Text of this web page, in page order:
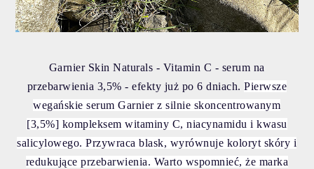
Garnier Skin Naturals - Vitamin C - serum na
przebarwienia 3,5% - efekty już po 6 dniach.Pierwsze
wegańskie serum Garnier z silnie skoncentrowanym
[3,5%] kompleksem witaminy C, niacynamidu i kwasu
salicylowego. Przywraca blask, wyrównuje koloryt skóry i
redukujące przebarwienia. Warto wspomnieć, że marka